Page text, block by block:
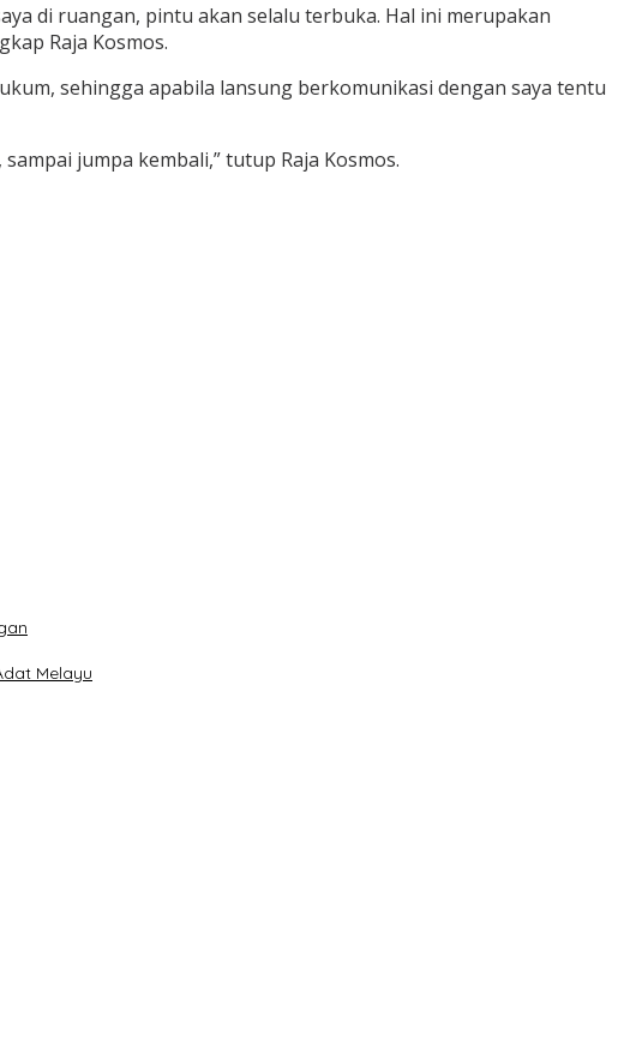
di ruangan, pintu akan selalu terbuka. Hal ini merupakan
Raja Kosmos.
sehingga apabila lansung berkomunikasi dengan saya tentu
jumpa kembali,” tutup Raja Kosmos.
Melayu